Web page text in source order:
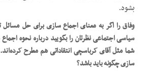
بشود.
وفاق را اگر به معنای اجماع سازی برای حل مسائل
سیاسی اجتماعی نظرتان را بگویید درباره نحوه
شما مثل آقای کرباسچی انتقاداتی هم مطرح
سازی چگونه باید باشد؟